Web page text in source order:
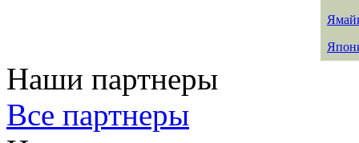
Наши партнеры
Все партнеры